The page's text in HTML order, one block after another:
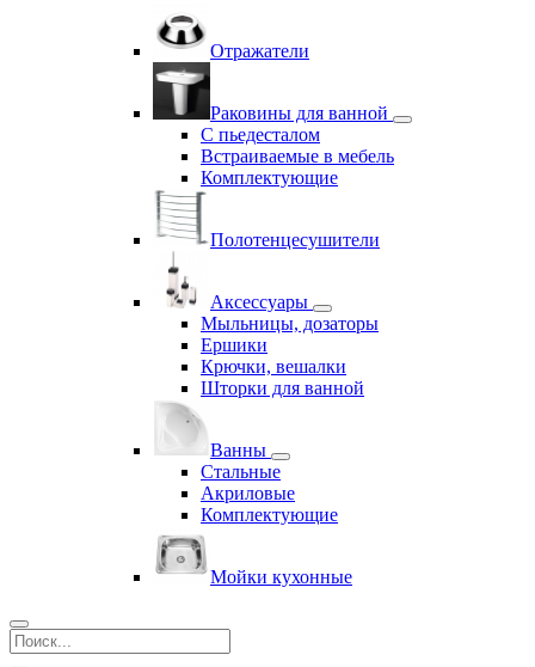
Отражатели
Раковины для ванной
С пьедесталом
Встраиваемые в мебель
Комплектующие
Полотенцесушители
Аксессуары
Мыльницы, дозаторы
Ершики
Крючки, вешалки
Шторки для ванной
Ванны
Стальные
Акриловые
Комплектующие
Мойки кухонные